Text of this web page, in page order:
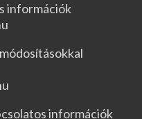
információk
információk